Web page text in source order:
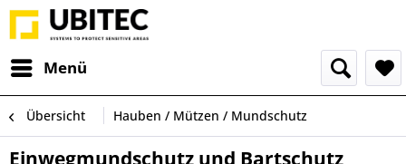
Menü
Übersicht Hauben / Mützen / Mundschutz
Einwegmundschutz und Bartschutz